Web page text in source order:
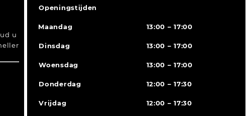
u
Openingstijden
Maandag 13:00 – 17:00
Dinsdag 13:00 – 17:00
Woensdag 13:00 – 17:00
Donderdag 12:00 – 17:30
Vrijdag 12:00 – 17:30